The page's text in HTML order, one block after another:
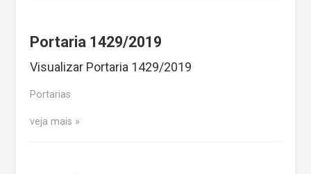
Portaria 1429/2019
Visualizar Portaria 1429/2019
Portarias
veja mais